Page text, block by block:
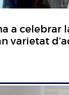
a celebrar
varietat